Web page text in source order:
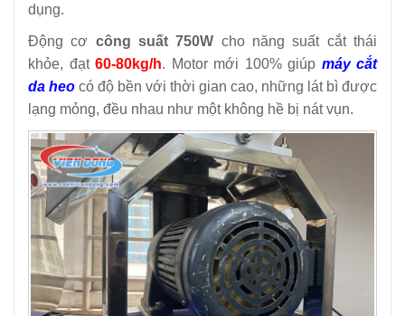
dụng.
Động cơ công suất 750W cho năng suất cắt thái
khỏe, đạt 60-80kg/h. Motor mới 100% giúp máy cắt
da heo có độ bền với thời gian cao, những lát bì được
lạng mỏng, đều nhau như một không hề bị nát vụn.